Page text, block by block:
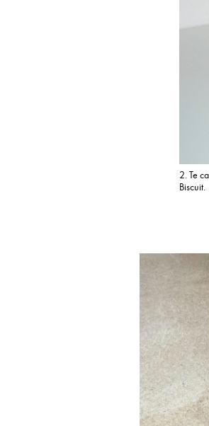
2. Те
Biscuit.